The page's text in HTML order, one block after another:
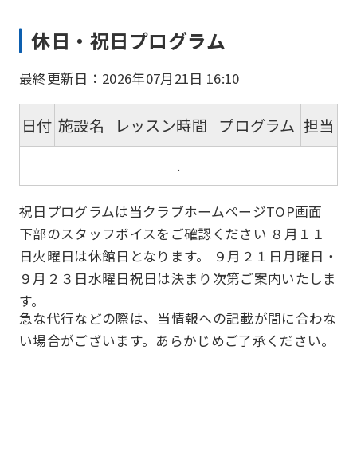
休日・祝日プログラム
最終更新日：2026年07月21日 16:10
日付 施設名 レッスン時間 プログラム 担当
.
祝日プログラムは当クラブホームページTOP画面
下部のスタッフボイスをご確認ください ８月１１
日火曜日は休館日となります。 ９月２１日月曜日・
９月２３日水曜日祝日は決まり次第ご案内いたしま
す。
急な代行などの際は、当情報への記載が間に合わな
い場合がございます。あらかじめご了承ください。